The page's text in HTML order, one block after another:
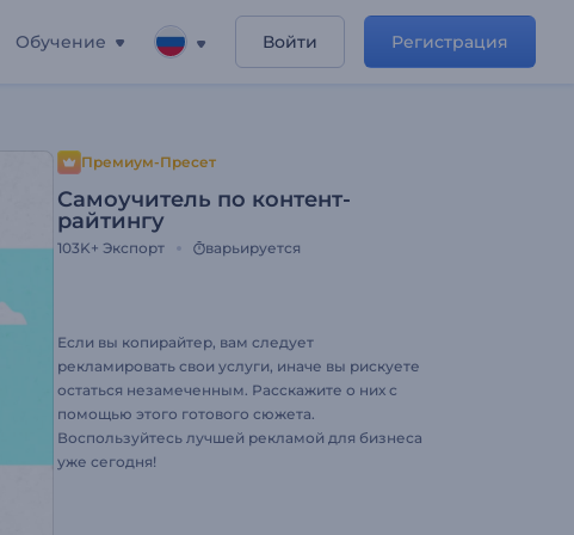
Обучение Войти Регистрация
Премиум-Пресет
Самоучитель по контент-
райтингу
103K+ Экспорт варьируется
Если вы копирайтер, вам следует
рекламировать свои услуги, иначе вы рискуете
остаться незамеченным. Расскажите о них с
помощью этого готового сюжета.
Воспользуйтесь лучшей рекламой для бизнеса
уже сегодня!